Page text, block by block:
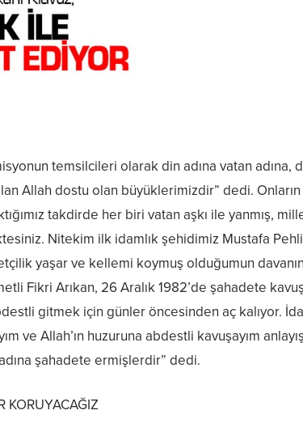
temsilcileri olarak din adına vatan
Allah dostu olan büyüklerimizdir” dedi.
takdirde her biri vatan aşkı ile yanmış,
Nitekim ilk idamlık şehidimiz Mustafa
yaşar ve kellemi koymuş olduğumun
Fikri Arıkan, 26 Aralık 1982’de şahadete
gitmek için günler öncesinden aç kalıyor.
ve Allah’ın huzuruna abdestli kavuşayım
şahadete ermişlerdir” dedi.
KORUYACAĞIZ